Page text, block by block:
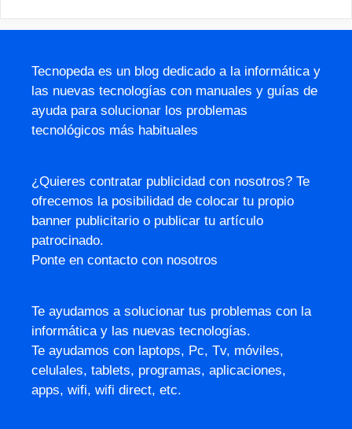
Tecnopeda es un blog dedicado a la informática y
las nuevas tecnologías con manuales y guías de
ayuda para solucionar los problemas
tecnológicos más habituales
¿Quieres contratar publicidad con nosotros? Te
ofrecemos la posibilidad de colocar tu propio
banner publicitario o publicar tu artículo
patrocinado.
Ponte en contacto con nosotros
Te ayudamos a solucionar tus problemas con la
informática y las nuevas tecnologías.
Te ayudamos con laptops, Pc, Tv, móviles,
celulales, tablets, programas, aplicaciones,
apps, wifi, wifi direct, etc.